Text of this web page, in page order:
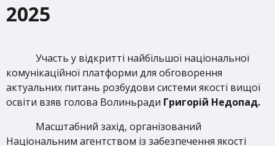
2025
Участь у відкритті найбільшої національної
комунікаційної платформи для обговорення
актуальних питань розбудови системи якості вищої
освіти взяв голова Волиньради Григорій Недопад.
Масштабний захід, організований
Національним агентством із забезпечення якості